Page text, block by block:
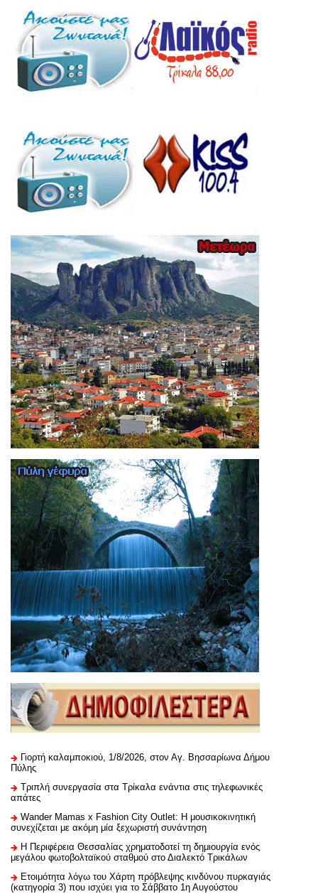
Γιορτή καλαμποκιού, 1/8/2026, στον Αγ. Βησσαρίωνα Δήμου
Πύλης
Τριπλή συνεργασία στα Τρίκαλα ενάντια στις τηλεφωνικές
απάτες
Wander Mamas x Fashion City Outlet: Η μουσικοκινητική
συνεχίζεται με ακόμη μία ξεχωριστή συνάντηση
H Περιφέρεια Θεσσαλίας χρηματοδοτεί τη δημιουργία ενός
μεγάλου φωτοβολταϊκού σταθμού στο Διαλεκτό Τρικάλων
Ετοιμότητα λόγω του Χάρτη πρόβλεψης κινδύνου πυρκαγιάς
(κατηγορία 3) που ισχύει για το Σάββατο 1η Αυγούστου